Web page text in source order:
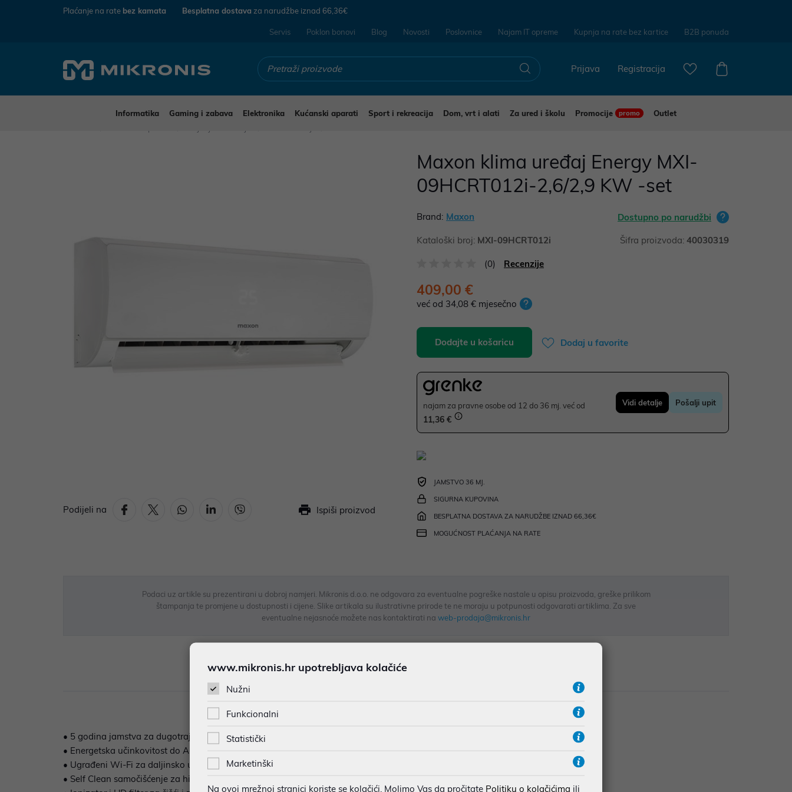
Plaćanje na rate bez kamata Besplatna dostava za narudžbe iznad 66,36€
Servis Poklon bonovi Blog Novosti Poslovnice Najam IT opreme Kupnja na rate bez kartice B2B ponuda
Registracija
Prijava
Informatika Gaming i zabava Elektronika Kućanski aparati Sport i rekreacija Dom, vrt i alati Za ured i školu Promocije promo
Outlet
Podijeli na Ispiši proizvod
Maxon klima uređaj Energy MXI-
09HCRT012i-2,6/2,9 KW -set
Brand: Maxon Dostupno po narudžbi
Kataloški broj: MXI-09HCRT012i Šifra proizvoda: 40030319
(0) Recenzije
409,00 €
već od 34,08 € mjesečno
Dodajte u košaricu Dodaj u favorite
najam za pravne osobe od 12 do 36 mj. već od
11,36 €
Vidi detalje Pošalji upit
JAMSTVO 36 MJ.
SIGURNA KUPOVINA
BESPLATNA DOSTAVA ZA NARUDŽBE IZNAD 66,36€
MOGUĆNOST PLAĆANJA NA RATE
Podaci uz artikle su prezentirani u dobroj namjeri. Mikronis d.o.o. ne odgovara za eventualne pogreške nastale u opisu proizvoda, greške prilikom
štampanja te promjene u dostupnosti i cijene. Slike artikala su ilustrativne prirode te ne moraju u potpunosti odgovarati artiklima. Za sve
eventualne nejasnoće možete nas kontaktirati na web-prodaja@mikronis.hr
Specifikacija
• 5 godina jamstva za dugotrajnu sigurnost i pouzdanost
• Energetska učinkovitost do A++/A+ za nižu potrošnju energije
• Ugrađeni Wi-Fi za daljinsko upravljanje putem aplikacije
• Self Clean samočišćenje za higijenu uređaja i bolju kvalitetu zraka
www.mikronis.hr upotrebljava kolačiće
Nužni
Funkcionalni
Statistički
Marketinški
Na ovoj mrežnoj stranici koriste se kolačići. Molimo Vas da pročitate Politiku o kolačićima ili